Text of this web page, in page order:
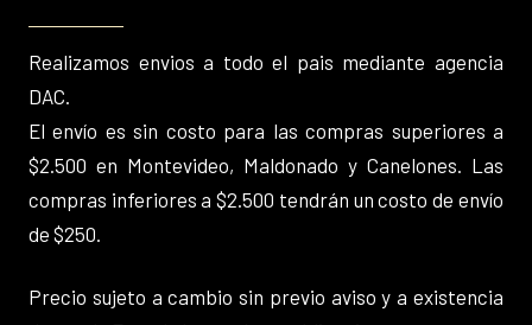
Realizamos envios a todo el pais mediante agencia
DAC.
El envío es sin costo para las compras superiores a
$2.500 en Montevideo, Maldonado y Canelones. Las
compras inferiores a $2.500 tendrán un costo de envío
de $250.
Precio sujeto a cambio sin previo aviso y a existencia